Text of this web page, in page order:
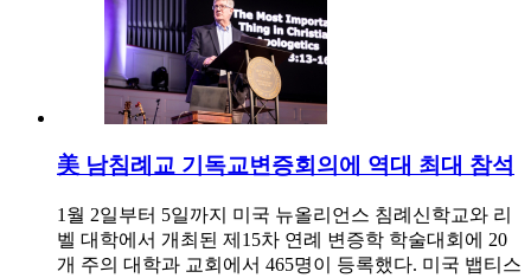
美 남침례교 기독교변증회의에 역대 최대 참석
1월 2일부터 5일까지 미국 뉴올리언스 침례신학교와 리
벨 대학에서 개최된 제15차 연례 변증학 학술대회에 20
개 주의 대학과 교회에서 465명이 등록했다. 미국 뱁티스